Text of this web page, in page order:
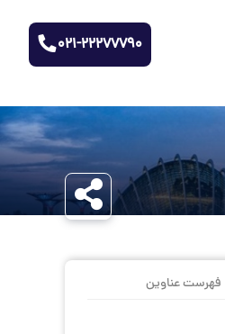
021-22277790
فهرست عناوین